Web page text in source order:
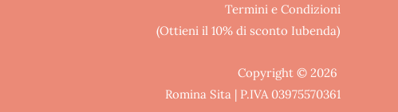
Termini e Condizioni
(Ottieni il 10% di sconto Iubenda)
Copyright © 2026
Romina Sita | P.IVA 03975570361